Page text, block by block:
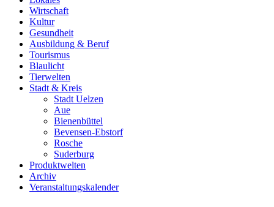
Wirtschaft
Kultur
Gesundheit
Ausbildung & Beruf
Tourismus
Blaulicht
Tierwelten
Stadt & Kreis
Stadt Uelzen
Aue
Bienenbüttel
Bevensen-Ebstorf
Rosche
Suderburg
Produktwelten
Archiv
Veranstaltungskalender